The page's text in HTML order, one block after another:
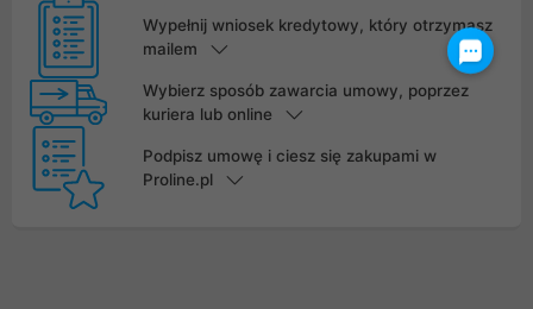
Wypełnij wniosek kredytowy, który otrzymasz
mailem
Wybierz sposób zawarcia umowy, poprzez
kuriera lub online
Podpisz umowę i ciesz się zakupami w
Proline.pl